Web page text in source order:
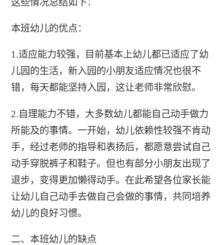
这些情况总结如下：
本班幼儿的优点：
1.适应能力较强，目前基本上幼儿都已适应了幼
儿园的生活，新入园的小朋友适应情况也很不
错，每天都能坚持入园，这让老师非常欣慰。
2.自理能力不错，大多数幼儿都能自己动手做力
所能及的事情。一开始，幼儿依赖性较强不肯动
手，经过老师的指导和表扬后，都愿意尝试自己
动手穿脱裤子和鞋子。但也有部分小朋友出现了
退步，变得更加懒得动手。在此希望各位家长能
让幼儿自己动手去做自己会做的事情，共同培养
幼儿的良好习惯。
二、本班幼儿的缺点